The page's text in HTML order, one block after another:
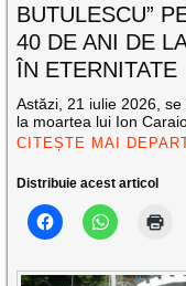
BUTULESCU”
40 DE ANI DE
ÎN ETERNITATE
Astăzi, 21 iulie 2026,
la moartea lui Ion
CITEȘTE MAI
Distribuie acest articol